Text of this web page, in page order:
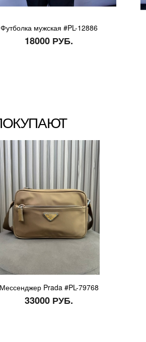
Футболка мужская #PL-12886
18000 РУБ.
Мессенджер Prada #PL-79768
33000 РУБ.